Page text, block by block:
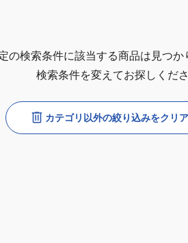
の検索条件に該当する商品は見つか
検索条件を変えてお探しくだ
カテゴリ以外の絞り込みをクリ